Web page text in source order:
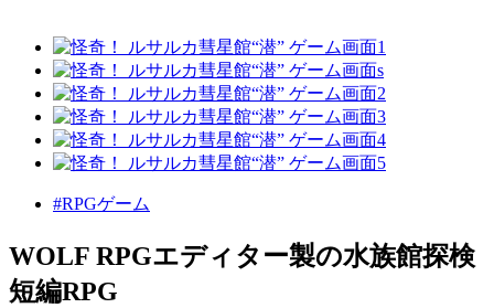
#RPGゲーム
WOLF RPGエディター製の水族館探検
短編RPG